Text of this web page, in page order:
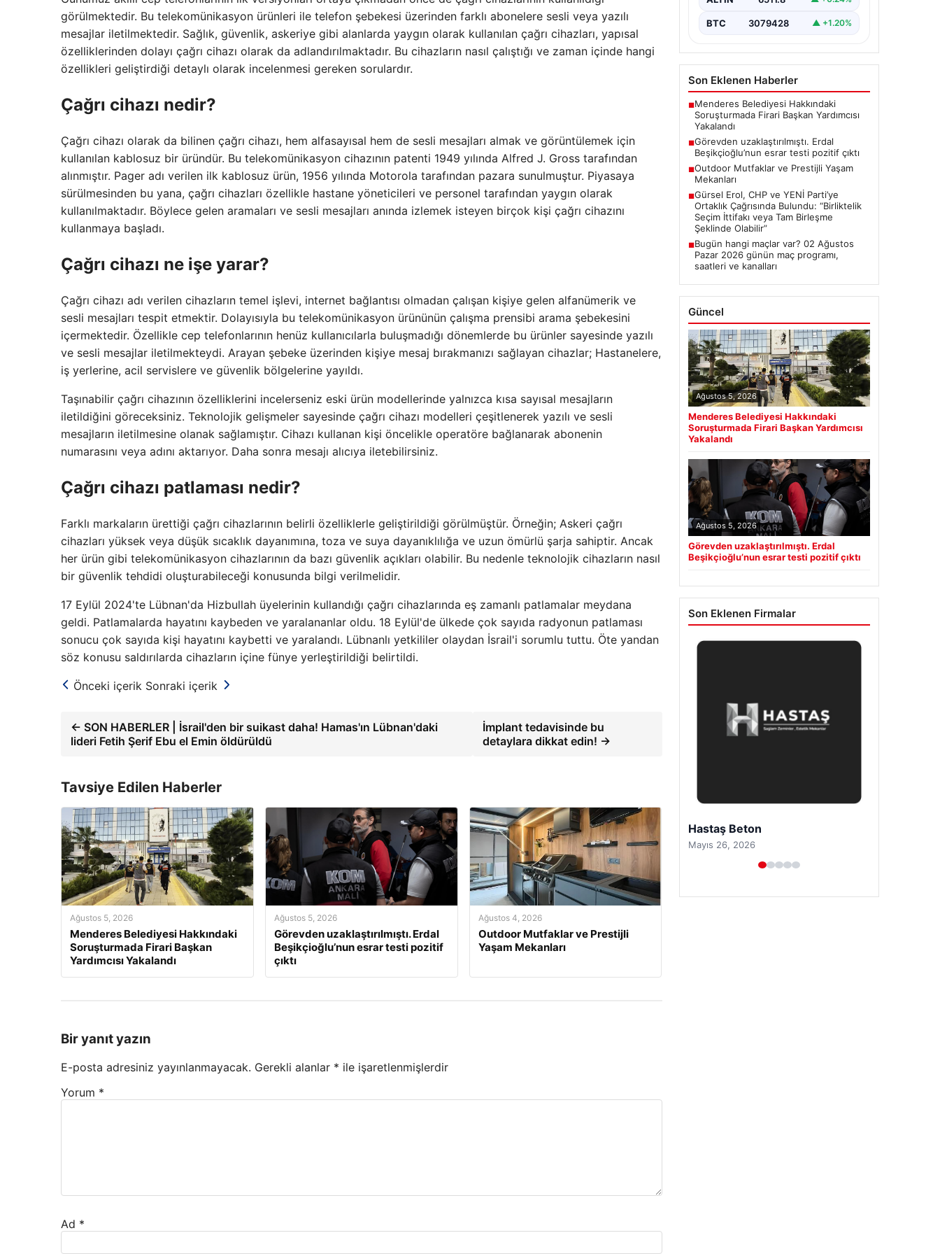
görülmektedir. Bu telekomünikasyon ürünleri ile telefon şebekesi üzerinden farklı abonelere sesli veya yazılı
mesajlar iletilmektedir. Sağlık, güvenlik, askeriye gibi alanlarda yaygın olarak kullanılan çağrı cihazları, yapısal
özelliklerinden dolayı çağrı cihazı olarak da adlandırılmaktadır. Bu cihazların nasıl çalıştığı ve zaman içinde hangi
özellikleri geliştirdiği detaylı olarak incelenmesi gereken sorulardır.
Çağrı cihazı nedir?
Çağrı cihazı olarak da bilinen çağrı cihazı, hem alfasayısal hem de sesli mesajları almak ve görüntülemek için
kullanılan kablosuz bir üründür. Bu telekomünikasyon cihazının patenti 1949 yılında Alfred J. Gross tarafından
alınmıştır. Pager adı verilen ilk kablosuz ürün, 1956 yılında Motorola tarafından pazara sunulmuştur. Piyasaya
sürülmesinden bu yana, çağrı cihazları özellikle hastane yöneticileri ve personel tarafından yaygın olarak
kullanılmaktadır. Böylece gelen aramaları ve sesli mesajları anında izlemek isteyen birçok kişi çağrı cihazını
kullanmaya başladı.
Çağrı cihazı ne işe yarar?
Çağrı cihazı adı verilen cihazların temel işlevi, internet bağlantısı olmadan çalışan kişiye gelen alfanümerik ve
sesli mesajları tespit etmektir. Dolayısıyla bu telekomünikasyon ürününün çalışma prensibi arama şebekesini
içermektedir. Özellikle cep telefonlarının henüz kullanıcılarla buluşmadığı dönemlerde bu ürünler sayesinde yazılı
ve sesli mesajlar iletilmekteydi. Arayan şebeke üzerinden kişiye mesaj bırakmanızı sağlayan cihazlar; Hastanelere,
iş yerlerine, acil servislere ve güvenlik bölgelerine yayıldı.
Taşınabilir çağrı cihazının özelliklerini incelerseniz eski ürün modellerinde yalnızca kısa sayısal mesajların
iletildiğini göreceksiniz. Teknolojik gelişmeler sayesinde çağrı cihazı modelleri çeşitlenerek yazılı ve sesli
mesajların iletilmesine olanak sağlamıştır. Cihazı kullanan kişi öncelikle operatöre bağlanarak abonenin
numarasını veya adını aktarıyor. Daha sonra mesajı alıcıya iletebilirsiniz.
Çağrı cihazı patlaması nedir?
Farklı markaların ürettiği çağrı cihazlarının belirli özelliklerle geliştirildiği görülmüştür. Örneğin; Askeri çağrı
cihazları yüksek veya düşük sıcaklık dayanımına, toza ve suya dayanıklılığa ve uzun ömürlü şarja sahiptir. Ancak
her ürün gibi telekomünikasyon cihazlarının da bazı güvenlik açıkları olabilir. Bu nedenle teknolojik cihazların nasıl
bir güvenlik tehdidi oluşturabileceği konusunda bilgi verilmelidir.
17 Eylül 2024'te Lübnan'da Hizbullah üyelerinin kullandığı çağrı cihazlarında eş zamanlı patlamalar meydana
geldi. Patlamalarda hayatını kaybeden ve yaralananlar oldu. 18 Eylül'de ülkede çok sayıda radyonun patlaması
sonucu çok sayıda kişi hayatını kaybetti ve yaralandı. Lübnanlı yetkililer olaydan İsrail'i sorumlu tuttu. Öte yandan
söz konusu saldırılarda cihazların içine fünye yerleştirildiği belirtildi.
Önceki içerik Sonraki içerik
← SON HABERLER | İsrail'den bir suikast daha! Hamas'ın Lübnan'daki
lideri Fetih Şerif Ebu el Emin öldürüldü
İmplant tedavisinde bu
detaylara dikkat edin! →
Tavsiye Edilen Haberler
Ağustos 5, 2026
Menderes Belediyesi Hakkındaki
Soruşturmada Firari Başkan
Yardımcısı Yakalandı
Ağustos 5, 2026
Görevden uzaklaştırılmıştı. Erdal
Beşikçioğlu’nun esrar testi pozitif
çıktı
Ağustos 4, 2026
Outdoor Mutfaklar ve Prestijli
Yaşam Mekanları
Bir yanıt yazın
E-posta adresiniz yayınlanmayacak. Gerekli alanlar * ile işaretlenmişlerdir
Yorum *
Ad *
Gelişmeler”, “content”: “
BTC 3079428 ▲ +1.20%
Son Eklenen Haberler
■Menderes Belediyesi Hakkındaki
Soruşturmada Firari Başkan Yardımcısı
Yakalandı
■Görevden uzaklaştırılmıştı. Erdal
Beşikçioğlu’nun esrar testi pozitif çıktı
■Outdoor Mutfaklar ve Prestijli Yaşam
Mekanları
■Gürsel Erol, CHP ve YENİ Parti’ye
Ortaklık Çağrısında Bulundu: “Birliktelik
Seçim İttifakı veya Tam Birleşme
Şeklinde Olabilir”
■Bugün hangi maçlar var? 02 Ağustos
Pazar 2026 günün maç programı,
saatleri ve kanalları
Güncel
Ağustos 5, 2026
Menderes Belediyesi Hakkındaki
Soruşturmada Firari Başkan Yardımcısı
Yakalandı
Ağustos 5, 2026
Görevden uzaklaştırılmıştı. Erdal
Beşikçioğlu’nun esrar testi pozitif çıktı
Son Eklenen Firmalar
Enes Kaplan Avukatlık Bürosu
Nisan 28, 2026